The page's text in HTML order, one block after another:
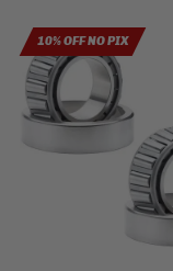
10% OFF NO PIX